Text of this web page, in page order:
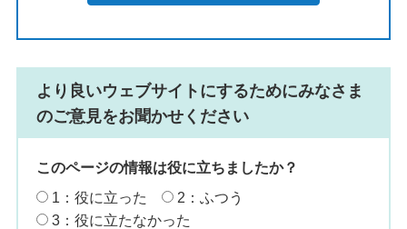
より良いウェブサイトにするためにみなさま
のご意見をお聞かせください
このページの情報は役に立ちましたか？
1：役に立った
2：ふつう
3：役に立たなかった